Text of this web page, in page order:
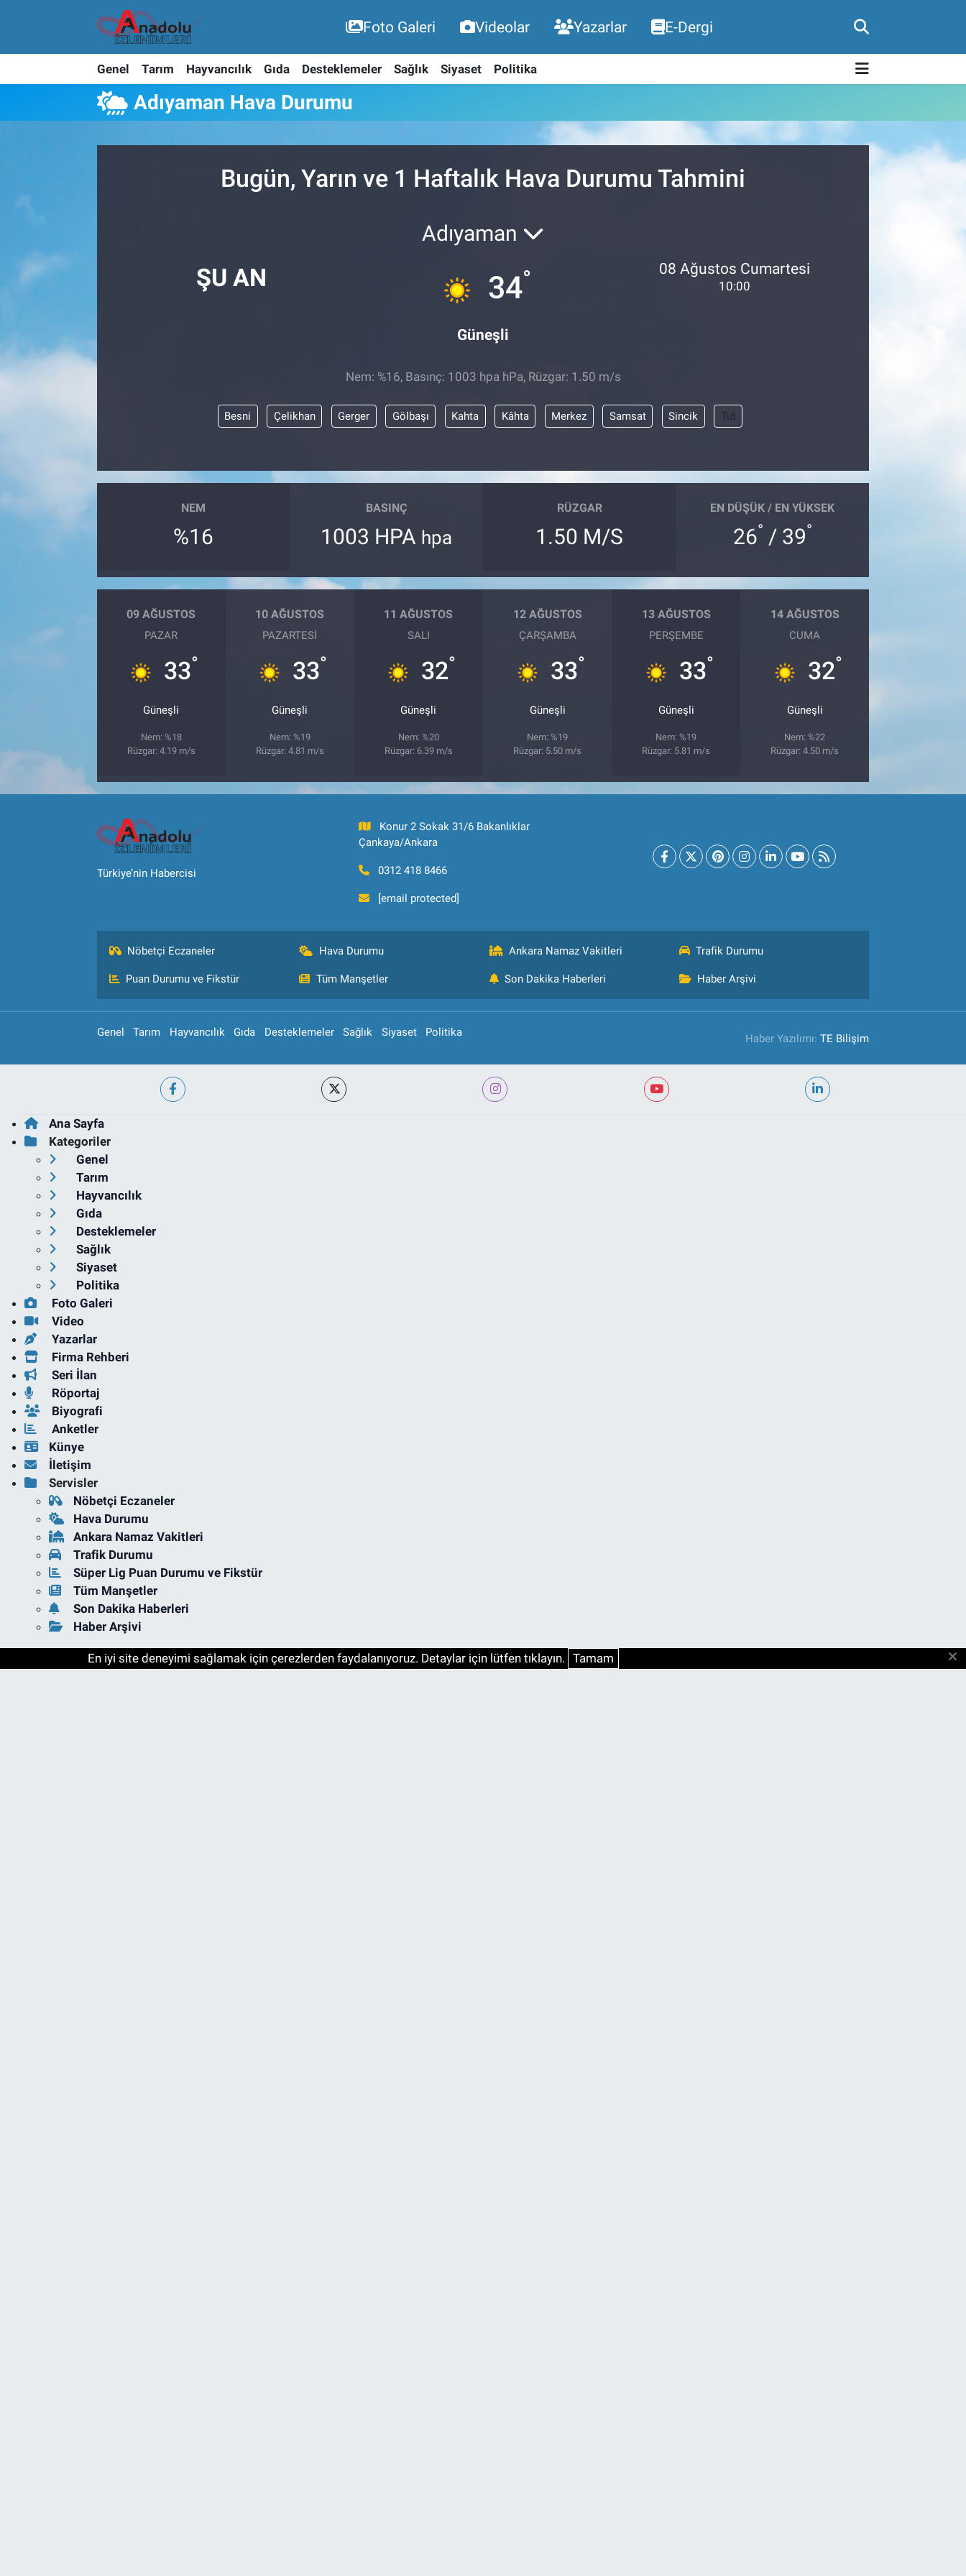
Foto Galeri Videolar Yazarlar E-Dergi
Genel Tarım Hayvancılık Gıda Desteklemeler Sağlık Siyaset Politika
Adıyaman Hava Durumu
Bugün, Yarın ve 1 Haftalık Hava Durumu Tahmini
ŞU AN
Adıyaman
34°
Güneşli
08 Ağustos Cumartesi
10:00
Nem: %16, Basınç: 1003 hpa hPa, Rüzgar: 1.50 m/s
Besni Çelikhan Gerger Gölbaşı Kahta Kâhta Merkez Samsat Sincik Tut
NEM
%16
BASINÇ
1003 HPA hpa
RÜZGAR
1.50 M/S
EN DÜŞÜK / EN YÜKSEK
26° / 39°
09 AĞUSTOS
PAZAR
33°
Güneşli
Nem: %18
Rüzgar: 4.19 m/s
10 AĞUSTOS
PAZARTESI
33°
Güneşli
Nem: %19
Rüzgar: 4.81 m/s
11 AĞUSTOS
SALI
32°
Güneşli
Nem: %20
Rüzgar: 6.39 m/s
12 AĞUSTOS
ÇARŞAMBA
33°
Güneşli
Nem: %19
Rüzgar: 5.50 m/s
13 AĞUSTOS
PERŞEMBE
33°
Güneşli
Nem: %19
Rüzgar: 5.81 m/s
14 AĞUSTOS
CUMA
32°
Güneşli
Nem: %22
Rüzgar: 4.50 m/s
Türkiye’nin Habercisi
Konur 2 Sokak 31/6 Bakanlıklar
Çankaya/Ankara
0312 418 8466
[email protected]
Nöbetçi Eczaneler Hava Durumu Ankara Namaz Vakitleri Trafik Durumu
Puan Durumu ve Fikstür Tüm Manşetler Son Dakika Haberleri Haber Arşivi
Genel Tarım Hayvancılık Gıda Desteklemeler Sağlık Siyaset Politika Haber Yazılımı:TE Bilişim
Ana Sayfa
Kategoriler
Genel
Tarım
Hayvancılık
Gıda
Desteklemeler
Sağlık
Siyaset
Politika
Foto Galeri
Video
Yazarlar
Firma Rehberi
Seri İlan
Röportaj
Biyografi
Anketler
Künye
İletişim
Servisler
Nöbetçi Eczaneler
Hava Durumu
Ankara Namaz Vakitleri
Trafik Durumu
Süper Lig Puan Durumu ve Fikstür
Tüm Manşetler
Son Dakika Haberleri
Haber Arşivi
En iyi site deneyimi sağlamak için çerezlerden faydalanıyoruz. Detaylar için lütfen tıklayın. Tamam